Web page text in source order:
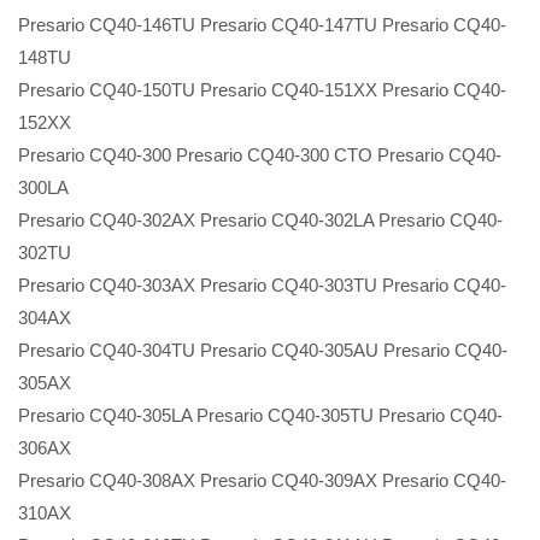
Presario CQ40-146TU Presario CQ40-147TU Presario CQ40-
148TU
Presario CQ40-150TU Presario CQ40-151XX Presario CQ40-
152XX
Presario CQ40-300 Presario CQ40-300 CTO Presario CQ40-
300LA
Presario CQ40-302AX Presario CQ40-302LA Presario CQ40-
302TU
Presario CQ40-303AX Presario CQ40-303TU Presario CQ40-
304AX
Presario CQ40-304TU Presario CQ40-305AU Presario CQ40-
305AX
Presario CQ40-305LA Presario CQ40-305TU Presario CQ40-
306AX
Presario CQ40-308AX Presario CQ40-309AX Presario CQ40-
310AX